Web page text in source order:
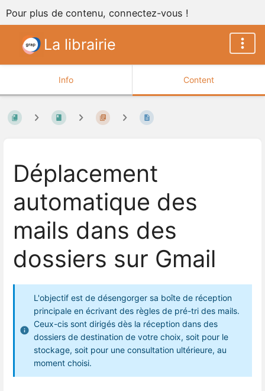
Pour plus de contenu, connectez-vous !
La librairie
Info Content
Déplacement
automatique des
mails dans des
dossiers sur Gmail
L'objectif est de désengorger sa boîte de réception
principale en écrivant des règles de pré-tri des mails.
Ceux-cis sont dirigés dès la réception dans des
dossiers de destination de votre choix, soit pour le
stockage, soit pour une consultation ultérieure, au
moment choisi.